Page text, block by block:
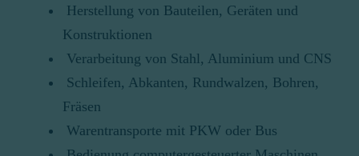
Herstellung von Bauteilen, Geräten und
Konstruktionen
Verarbeitung von Stahl, Aluminium und CNS
Schleifen, Abkanten, Rundwalzen, Bohren,
Fräsen
Warentransporte mit PKW oder Bus